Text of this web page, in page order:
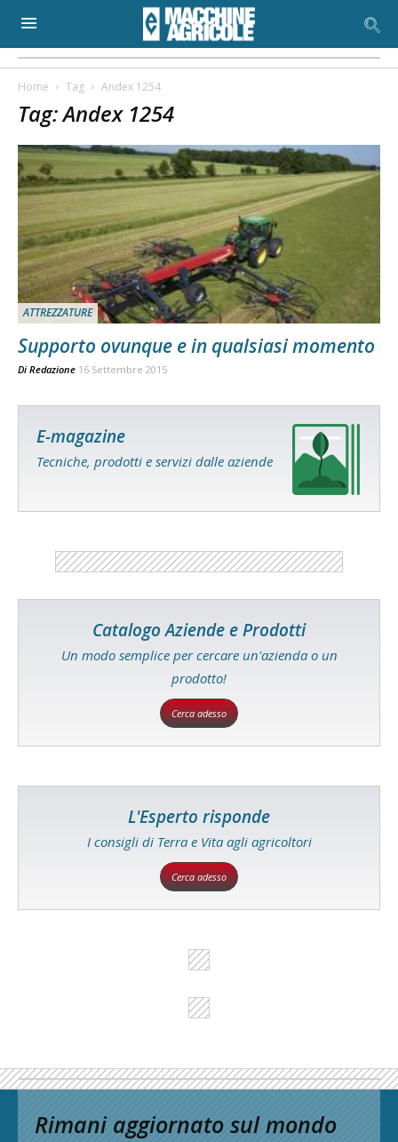
Home Tag Andex 1254
Tag: Andex 1254
ATTREZZATURE
Supporto ovunque e in qualsiasi momento
Di Redazione 16 Settembre 2015
E-magazine
Tecniche, prodotti e servizi dalle aziende
Catalogo Aziende e Prodotti
Un modo semplice per cercare un'azienda o un
prodotto!
Cerca adesso
L'Esperto risponde
I consigli di Terra e Vita agli agricoltori
Cerca adesso
Rimani aggiornato sul mondo